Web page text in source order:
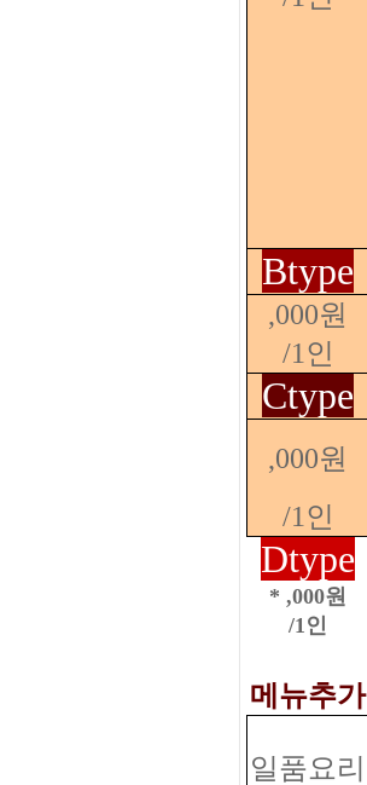
Btype
,000원
/1인
Ctype
,000원
/1인
Dtype
* ,000원
/1인
메뉴추가
일품요리